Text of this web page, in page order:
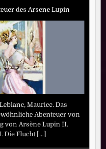
des Arsene Lupin
Maurice. Das
Abenteuer von
von Arsène Lupin II.
Die Flucht [...]